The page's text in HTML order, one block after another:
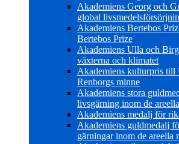
Akademiens Georg och
global
Akademiens Bertebos
Bertebos Prize
Akademiens Ulla och
växterna och klimatet
Akademiens kulturpris till
Renborgs minne
Akademiens stora
livsgärning inom de
Akademiens medalj för
Akademiens guldmedalj
gärningar inom de areella